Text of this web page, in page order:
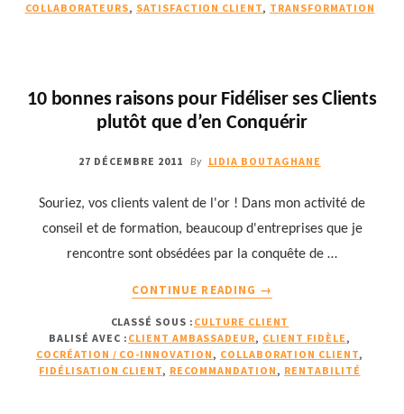
VOTRE
COLLABORATEURS, SATISFACTION CLIENT, TRANSFORMATION
10 bonnes raisons pour Fidéliser ses Clients
plutôt que d’en Conquérir
27 DÉCEMBRE 2011 By LIDIA BOUTAGHANE
Souriez, vos clients valent de l'or ! Dans mon activité de
conseil et de formation, beaucoup d'entreprises que je
rencontre sont obsédées par la conquête de …
CONTINUE READING À
BONNES
RAISONS
POUR
→
CLASSÉ SOUS : CULTURE CLIENT
BALISÉ AVEC : CLIENT AMBASSADEUR, CLIENT FIDÈLE,
COCRÉATION / CO-INNOVATION, COLLABORATION CLIENT,
FIDÉLISATION CLIENT, RECOMMANDATION, RENTABILITÉ